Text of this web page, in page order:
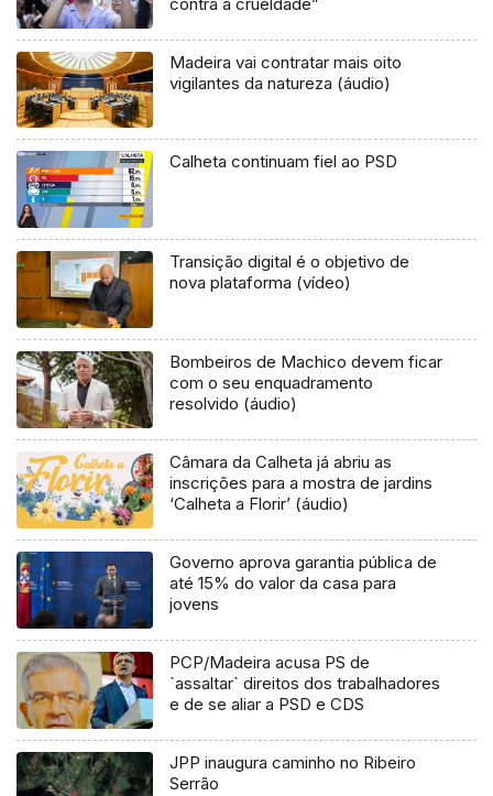
Madeira vai contratar mais oito
vigilantes da natureza (áudio)
Calheta continuam fiel ao PSD
Transição digital é o objetivo de
nova plataforma (vídeo)
Bombeiros de Machico devem ficar
com o seu enquadramento
resolvido (áudio)
Câmara da Calheta já abriu as
inscrições para a mostra de jardins
‘Calheta a Florir’ (áudio)
Governo aprova garantia pública de
até 15% do valor da casa para
jovens
PCP/Madeira acusa PS de
`assaltar` direitos dos trabalhadores
e de se aliar a PSD e CDS
JPP inaugura caminho no Ribeiro
Serrão